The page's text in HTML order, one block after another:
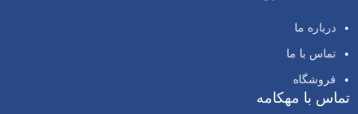
درباره ما
تماس با ما
فروشگاه
تماس با مهکامه